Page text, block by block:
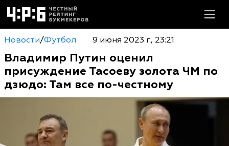
Новости/Футбол 9 июня 2023 г., 23:21
Владимир Путин оценил
присуждение Тасоеву золота ЧМ по
дзюдо: Там все по-честному